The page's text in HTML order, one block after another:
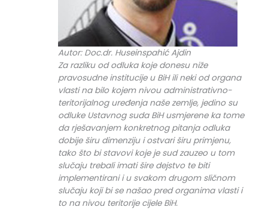
Autor: Doc.dr. Huseinspahić Ajdin
Za razliku od odluka koje donesu niže
pravosudne institucije u BiH ili neki od organa
vlasti na bilo kojem nivou administrativno-
teritorijalnog uređenja naše zemlje, jedino su
odluke Ustavnog suda BiH usmjerene ka tome
da rješavanjem konkretnog pitanja odluka
dobije širu dimenziju i ostvari širu primjenu,
tako što bi stavovi koje je sud zauzeo u tom
slučaju trebali imati šire dejstvo te biti
implementirani i u svakom drugom sličnom
slučaju koji bi se našao pred organima vlasti i
to na nivou teritorije cijele BiH.